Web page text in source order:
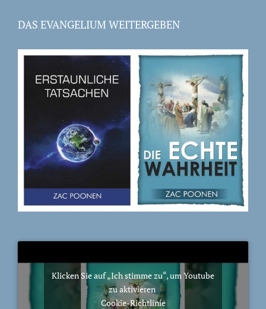
DAS EVANGELIUM WEITERGEBEN
Klicken Sie auf „Ich stimme zu“, um Youtube
zu aktivieren
Cookie-Richtlinie